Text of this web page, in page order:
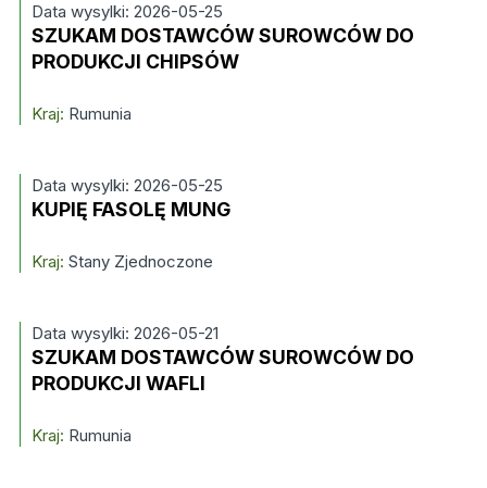
Data wysylki: 2026-05-25
SZUKAM DOSTAWCÓW SUROWCÓW DO
PRODUKCJI CHIPSÓW
Kraj: Rumunia
Data wysylki: 2026-05-25
KUPIĘ FASOLĘ MUNG
Kraj: Stany Zjednoczone
Data wysylki: 2026-05-21
SZUKAM DOSTAWCÓW SUROWCÓW DO
PRODUKCJI WAFLI
Kraj: Rumunia